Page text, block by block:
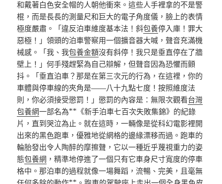
和戴著白色安全帽的人朝他衝來。這些人手裡拿的不是警
棍，而是長長的測量尺和巨大的電子角度儀，臉上的表情
極度嚴肅。「違反泊車維度基本法！斜包養停入庫！罪大
惡極！」領頭的泊車警察用一個擴音器大喊，聲音充滿機
械感。「我、我包養金額沒有斜停！我只是垂直停在了牆
壁上！」何手殘趕緊為自己辯解，但聲音因為恐懼而顫
抖。「垂直泊車？那是在第三次元的行為，在這裡，你的
車體與停車線的夾角是——八十九點七度！按照維度法
則，你必須接受懲罰！」懲罰的內容是：無限次觀看台灣
包養網一部名為**《新手泊車七百次失敗集錦》的紀錄
片，直到哭泣為止。就在這時，一輛像是從科幻電影裡開
出來的黑色跑車，優雅地從網格的邊緣漂移而過。跑車的
輪胎發出令人陶醉的摩擦聲，它以一種近乎蔑視重力的姿
態包養網 ，精準地停進了一個只有它車身尺寸寬度的停車
格中。那泊車的過程就像一場舞蹈，流暢、完美，且毫無